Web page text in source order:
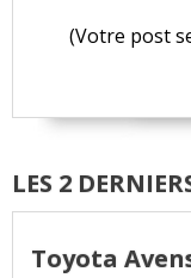
(Votre post
LES 2
Toyota